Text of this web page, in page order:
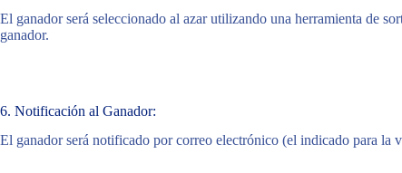
El ganador será seleccionado al azar utilizando una herramienta de
ganador.
6. Notificación al Ganador:
El ganador será notificado por correo electrónico (el indicado para la